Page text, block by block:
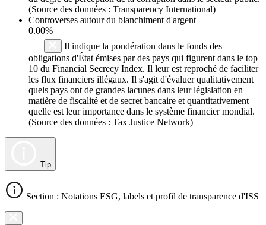
(Source des données : Transparency International)
Controverses autour du blanchiment d'argent
0.00%
Il indique la pondération dans le fonds des
obligations d'État émises par des pays qui figurent dans le top
10 du Financial Secrecy Index. Il leur est reproché de faciliter
les flux financiers illégaux. Il s'agit d'évaluer qualitativement
quels pays ont de grandes lacunes dans leur législation en
matière de fiscalité et de secret bancaire et quantitativement
quelle est leur importance dans le système financier mondial.
(Source des données : Tax Justice Network)
Tip
Section : Notations ESG, labels et profil de transparence d'ISS